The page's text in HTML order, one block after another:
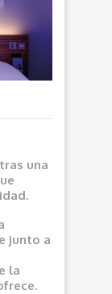
una
junto a
la